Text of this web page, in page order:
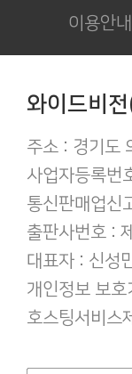
이용안내
와이드비
주소 : 경기도
사업자등록
통신판매업
출판사번호 :
대표자 : 신성
개인정보 보호
호스팅서비스